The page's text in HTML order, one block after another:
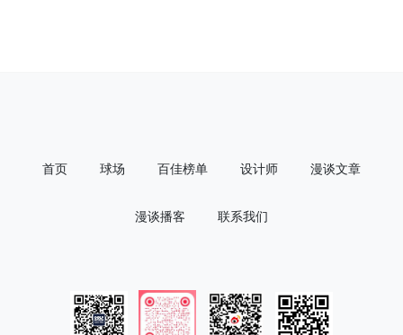
首页 球场 百佳榜单 设计师 漫谈文章
漫谈播客 联系我们